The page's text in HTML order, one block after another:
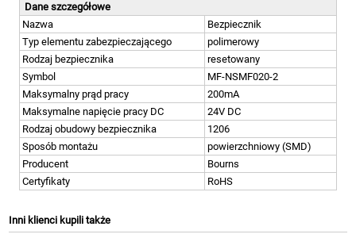
Dane szczegółowe
Nazwa
Bezpiecznik
Typ elementu zabezpieczającego
polimerowy
Rodzaj bezpiecznika
resetowany
Symbol
MF-NSMF020-2
Maksymalny prąd pracy
200mA
Maksymalne napięcie pracy DC
24V DC
Rodzaj obudowy bezpiecznika
1206
Sposób montażu
powierzchniowy (SMD)
Producent
Bourns
Certyfikaty
RoHS
Inni klienci kupili także